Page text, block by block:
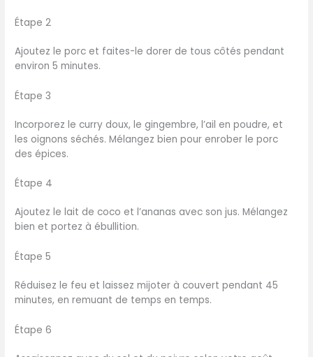
Étape 2
Ajoutez le porc et faites-le dorer de tous côtés pendant
environ 5 minutes.
Étape 3
Incorporez le curry doux, le gingembre, l’ail en poudre, et
les oignons séchés. Mélangez bien pour enrober le porc
des épices.
Étape 4
Ajoutez le lait de coco et l’ananas avec son jus. Mélangez
bien et portez à ébullition.
Étape 5
Réduisez le feu et laissez mijoter à couvert pendant 45
minutes, en remuant de temps en temps.
Étape 6